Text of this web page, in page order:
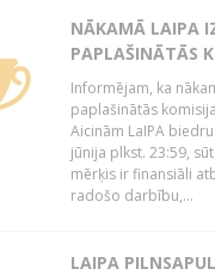
NĀKAMĀ LAIPA
PAPLAŠINĀTĀS
Informējam, ka
paplašinātās
Aicinām LaIPA
jūnija plkst. 23:59,
mērķis ir finansiāli
radošo darbību,...
LAIPA